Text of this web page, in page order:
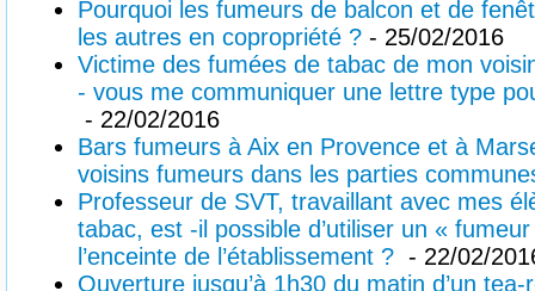
Pourquoi les fumeurs de balcon et de
les autres en copropriété ? - 25/02/2016
Victime des fumées de tabac de mon
- vous me communiquer une lettre type
- 22/02/2016
Bars fumeurs à Aix en Provence et à
voisins fumeurs dans les parties
Professeur de SVT, travaillant avec mes
tabac, est -il possible d’utiliser un «
l’enceinte de l’établissement ? - 22/02/
Ouverture jusqu’à 1h30 du matin d’un